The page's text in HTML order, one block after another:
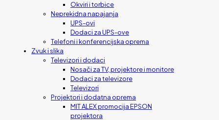
Okviri i torbice
Neprekidna napajanja
UPS-ovi
Dodaci za UPS-ove
Telefoni i konferencijska oprema
Zvuk i slika
Televizori i dodaci
Nosači za TV, projektore i monitore
Dodaci za televizore
Televizori
Projektori i dodatna oprema
MIT ALEX promocija EPSON
projektora